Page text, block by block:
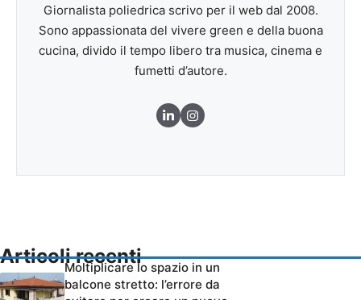
Giornalista poliedrica scrivo per il web dal 2008.
Sono appassionata del vivere green e della buona
cucina, divido il tempo libero tra musica, cinema e
fumetti d’autore.
Articoli recenti
Moltiplicare lo spazio in un
balcone stretto: l’errore da